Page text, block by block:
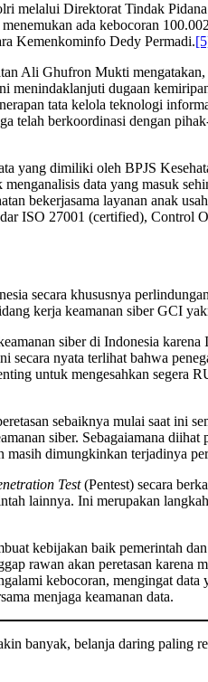
melalui Direktorat Tindak
ada kebocoran
Kemenkominfo Dedy Permadi.
Ali Ghufron Mukti
dugaan
tata kelola teknologi
telah berkoordinasi dengan
yang dimiliki oleh BPJS
data yang masuk
bekerjasama layanan anak
ISO 27001 (certified),
secara khususnya
kerja keamanan siber GCI
siber di Indonesia
nyata terlihat bahwa
untuk mengesahkan segera
sebaiknya mulai saat ini
siber. Sebagaiamana
masih dimungkinkan terjadinya
Test(Pentest) secara
lainnya. Ini merupakan
kebijakan baik pemerintah
rawan akan peretasan
kebocoran, mengingat
menjaga keamanan data.
banyak, belanja daring paling